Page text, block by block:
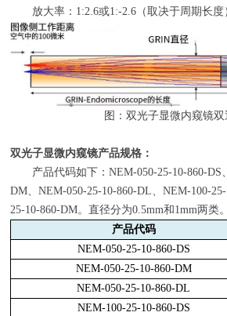
放大率： 1:2.6或1:-2.6 （取决于周期长度
图：双光子显微内窥镜双
双光子显微内窥镜产品规格：
产品代码如下：NEM-050-25-10-860-DS
DM、NEM-050-25-10-860-DL、NEM-100-
25-10-860-DM。直径分为0.5mm和 1mm两类。
产品代码
NEM-050-25-10-860-DS
NEM-050-25-10-860-DM
NEM-050-25-10-860-DL
NEM-100-25-10-860-DS